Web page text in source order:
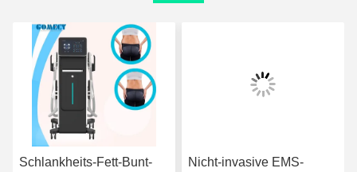
Schlankheits-Fett-Bunt-
Nicht-invasive EMS-